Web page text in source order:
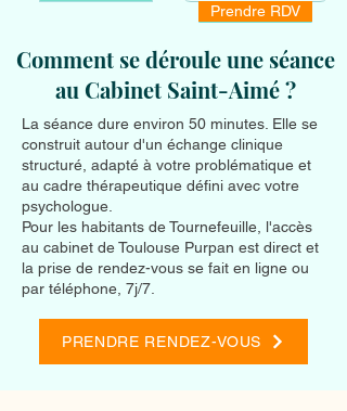
En savoir +
Prendre RDV
Comment se déroule une séance
au Cabinet Saint-Aimé ?
La séance dure environ 50 minutes. Elle se
construit autour d'un échange clinique
structuré, adapté à votre problématique et
au cadre thérapeutique défini avec votre
psychologue.
Pour les habitants de Tournefeuille, l'accès
au cabinet de Toulouse Purpan est direct et
la prise de rendez-vous se fait en ligne ou
par téléphone, 7j/7.
PRENDRE RENDEZ-VOUS